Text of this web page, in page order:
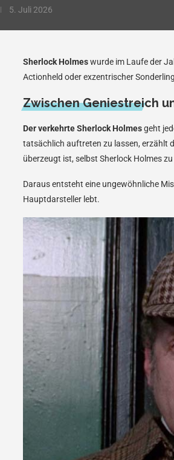
5. Juli 2026
Sherlock Holmeswurde im Laufe der
Actionheld oder exzentrischer
Zwischen Geniestreich
Der verkehrte Sherlock Holmesgeht
tatsächlich auftreten zu lassen, erzählt
überzeugt ist, selbst Sherlock Holmes zu
Daraus entsteht eine ungewöhnliche
Hauptdarsteller lebt.